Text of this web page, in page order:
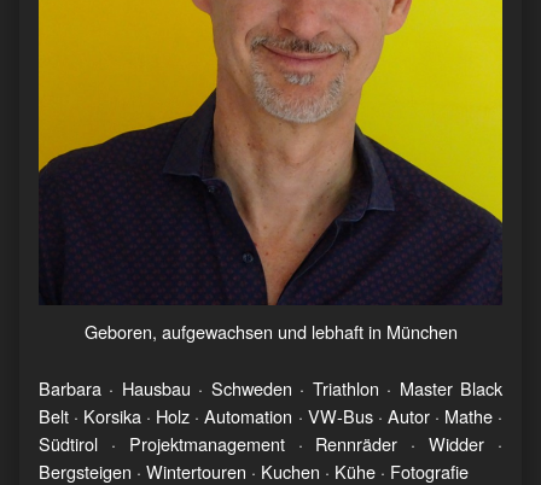
Geboren, aufgewachsen und lebhaft in München
Barbara · Hausbau · Schweden · Triathlon · Master Black
Belt · Korsika · Holz · Automation · VW-Bus · Autor · Mathe ·
Südtirol · Projektmanagement · Rennräder · Widder ·
Bergsteigen · Wintertouren · Kuchen · Kühe · Fotografie